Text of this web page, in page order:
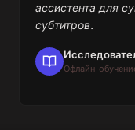
ассистента для
субтитров.
Офлайн-